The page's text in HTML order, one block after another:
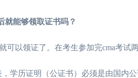
就能够领取证书吗？
可以领证了。在考生参加完cma考
学历证明（公证书）必须是由国内